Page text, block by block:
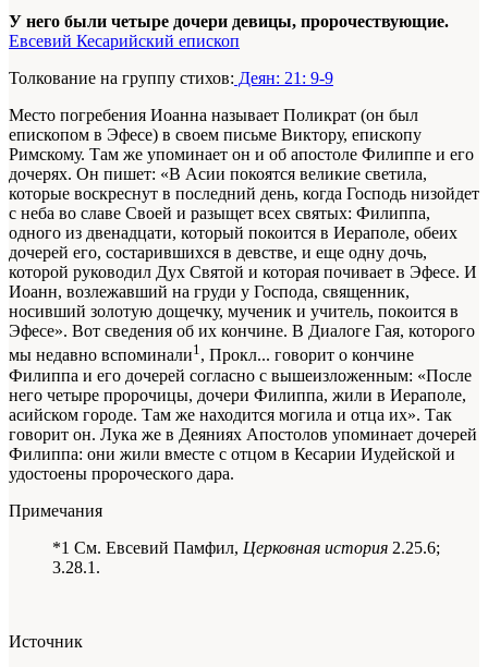
У него были четыре дочери девицы, пророчествующие.
Евсевий Кесарийский епископ
Толкование на группу стихов: Деян: 21: 9-9
Место погребения Иоанна называет Поликрат (он был
епископом в Эфесе) в своем письме Виктору, епископу
Римскому. Там же упоминает он и об апостоле Филиппе и его
дочерях. Он пишет: «В Асии покоятся великие светила,
которые воскреснут в последний день, когда Господь низойдет
с неба во славе Своей и разыщет всех святых: Филиппа,
одного из двенадцати, который покоится в Иераполе, обеих
дочерей его, состарившихся в девстве, и еще одну дочь,
которой руководил Дух Святой и которая почивает в Эфесе. И
Иоанн, возлежавший на груди у Господа, священник,
носивший золотую дощечку, мученик и учитель, покоится в
Эфесе». Вот сведения об их кончине. В Диалоге Гая, которого
мы недавно вспоминали1, Прокл... говорит о кончине
Филиппа и его дочерей согласно с вышеизложенным: «После
него четыре пророчицы, дочери Филиппа, жили в Иераполе,
асийском городе. Там же находится могила и отца их». Так
говорит он. Лука же в Деяниях Апостолов упоминает дочерей
Филиппа: они жили вместе с отцом в Кесарии Иудейской и
удостоены пророческого дара.
Примечания
*1 См. Евсевий Памфил, Церковная история 2.25.6;
3.28.1.
Источник